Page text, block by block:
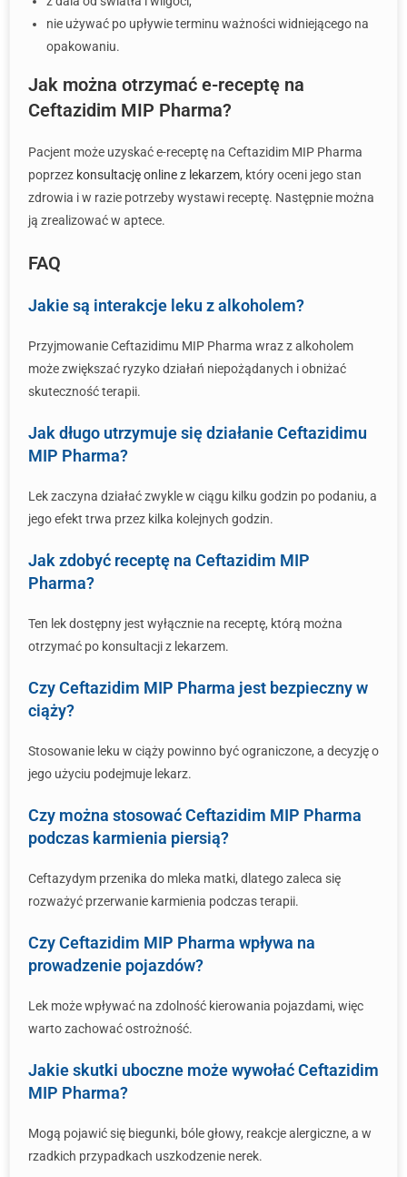
nie używać po upływie terminu ważności widniejącego na
opakowaniu.
Jak można otrzymać e-receptę na
Ceftazidim MIP Pharma?
Pacjent może uzyskać e-receptę na Ceftazidim MIP Pharma
poprzez konsultację online z lekarzem, który oceni jego stan
zdrowia i w razie potrzeby wystawi receptę. Następnie można
ją zrealizować w aptece.
FAQ
Jakie są interakcje leku z alkoholem?
Przyjmowanie Ceftazidimu MIP Pharma wraz z alkoholem
może zwiększać ryzyko działań niepożądanych i obniżać
skuteczność terapii.
Jak długo utrzymuje się działanie Ceftazidimu
MIP Pharma?
Lek zaczyna działać zwykle w ciągu kilku godzin po podaniu, a
jego efekt trwa przez kilka kolejnych godzin.
Jak zdobyć receptę na Ceftazidim MIP
Pharma?
Ten lek dostępny jest wyłącznie na receptę, którą można
otrzymać po konsultacji z lekarzem.
Czy Ceftazidim MIP Pharma jest bezpieczny w
ciąży?
Stosowanie leku w ciąży powinno być ograniczone, a decyzję o
jego użyciu podejmuje lekarz.
Czy można stosować Ceftazidim MIP Pharma
podczas karmienia piersią?
Ceftazydym przenika do mleka matki, dlatego zaleca się
rozważyć przerwanie karmienia podczas terapii.
Czy Ceftazidim MIP Pharma wpływa na
prowadzenie pojazdów?
Lek może wpływać na zdolność kierowania pojazdami, więc
warto zachować ostrożność.
Jakie skutki uboczne może wywołać Ceftazidim
MIP Pharma?
Mogą pojawić się biegunki, bóle głowy, reakcje alergiczne, a w
rzadkich przypadkach uszkodzenie nerek.